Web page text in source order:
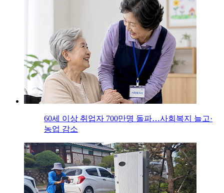
60세 이상 취업자 700만명 돌파…사회복지 늘고·
농업 감소